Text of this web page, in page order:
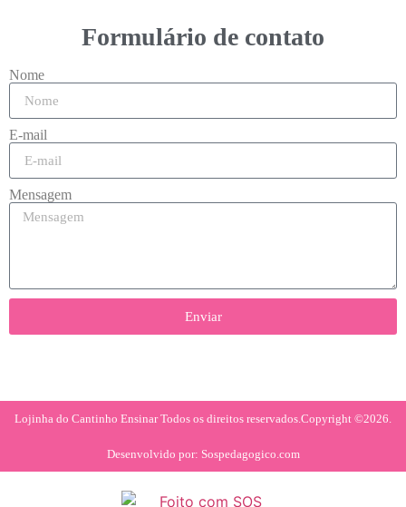
Formulário de contato
Nome
E-mail
Mensagem
Enviar
Lojinha do Cantinho Ensinar Todos os direitos reservados.Copyright ©2026.
Desenvolvido por: Sospedagogico.com